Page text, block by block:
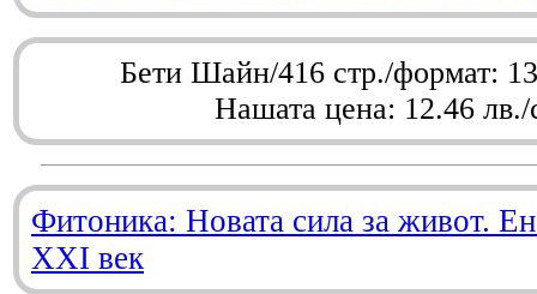
Бети Шайн/416 стр./формат:
Нашата цена: 12.46 лв./
Фитоника: Новата сила за живот.
XXI век